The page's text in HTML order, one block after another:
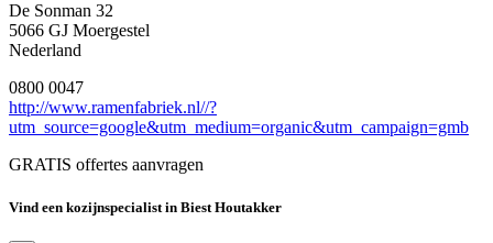
De Sonman 32
5066 GJ Moergestel
Nederland
0800 0047
http://www.ramenfabriek.nl//?
utm_source=google&utm_medium=organic&utm_campaign=gmb
GRATIS offertes aanvragen
Vind een kozijnspecialist in Biest Houtakker